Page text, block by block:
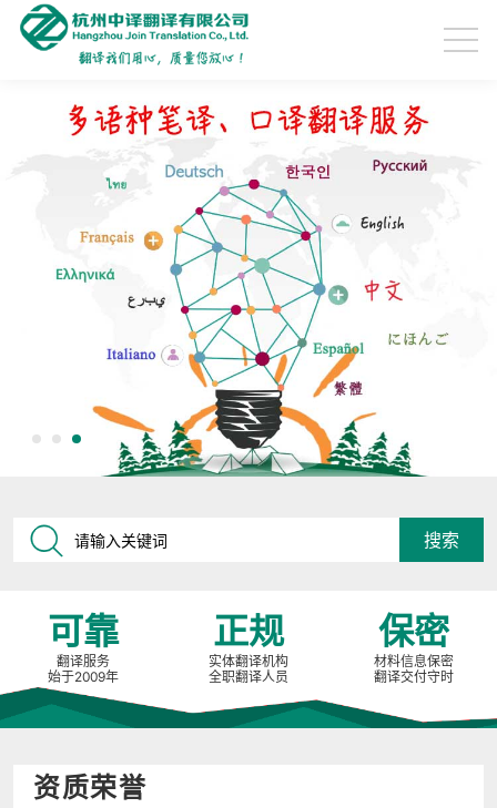
可靠
翻译服务
始于2009年
正规
实体翻译机构
全职翻译人员
保密
材料信息保密
翻译交付守时
资质荣誉